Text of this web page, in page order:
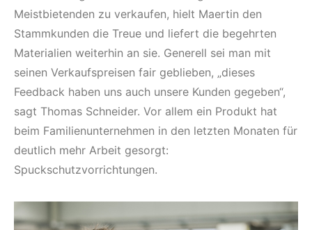
Meistbietenden zu verkaufen, hielt Maertin den
Stammkunden die Treue und liefert die begehrten
Materialien weiterhin an sie. Generell sei man mit
seinen Verkaufspreisen fair geblieben, „dieses
Feedback haben uns auch unsere Kunden gegeben“,
sagt Thomas Schneider. Vor allem ein Produkt hat
beim Familienunternehmen in den letzten Monaten für
deutlich mehr Arbeit gesorgt:
Spuckschutzvorrichtungen.